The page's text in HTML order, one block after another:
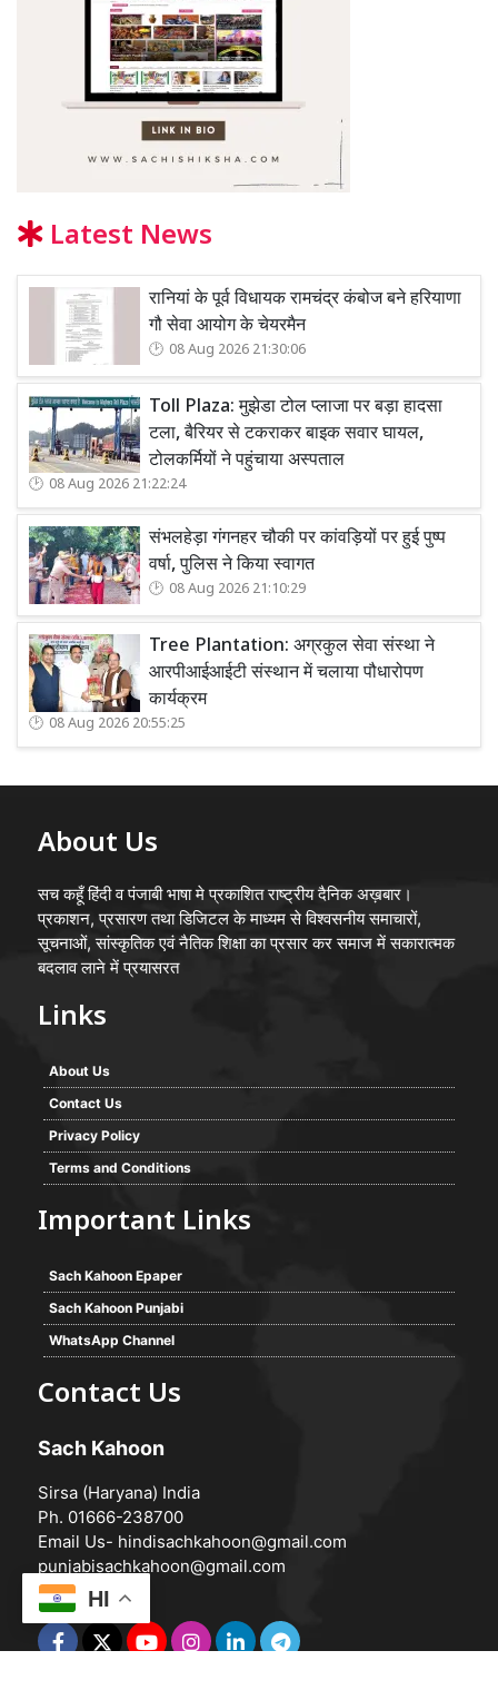
Latest News
रानियां के पूर्व विधायक रामचंद्र कंबोज बने हरियाणा
गौ सेवा आयोग के चेयरमैन
08 Aug 2026 21:30:06
Toll Plaza: मुझेडा टोल प्लाजा पर बड़ा हादसा
टला, बैरियर से टकराकर बाइक सवार घायल,
टोलकर्मियों ने पहुंचाया अस्पताल
08 Aug 2026 21:22:24
संभलहेड़ा गंगनहर चौकी पर कांवड़ियों पर हुई पुष्प
वर्षा, पुलिस ने किया स्वागत
08 Aug 2026 21:10:29
Tree Plantation: अग्रकुल सेवा संस्था ने
आरपीआईआईटी संस्थान में चलाया पौधारोपण
कार्यक्रम
08 Aug 2026 20:55:25
About Us
सच कहूँ हिंदी व पंजाबी भाषा मे प्रकाशित राष्ट्रीय दैनिक अख़बार।
प्रकाशन, प्रसारण तथा डिजिटल के माध्यम से विश्वसनीय समाचारों,
सूचनाओं, सांस्कृतिक एवं नैतिक शिक्षा का प्रसार कर समाज में सकारात्मक
बदलाव लाने में प्रयासरत
Links
About Us
Contact Us
Privacy Policy
Terms and Conditions
Important Links
Sach Kahoon Epaper
Sach Kahoon Punjabi
WhatsApp Channel
Contact Us
Sach Kahoon
Sirsa (Haryana) India
Ph. 01666-238700
Email Us- hindisachkahoon@gmail.com
punjabisachkahoon@gmail.com
HI